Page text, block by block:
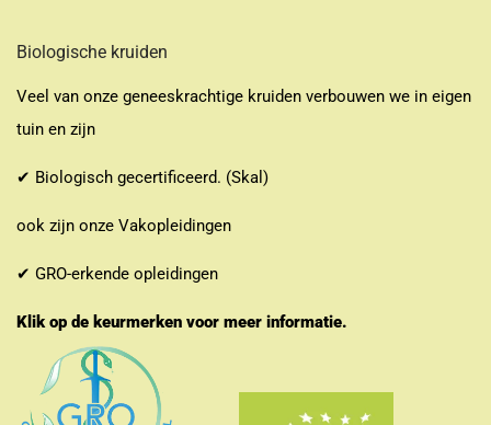
Biologische kruiden
Veel van onze geneeskrachtige kruiden verbouwen we in eigen
tuin en zijn
✔ Biologisch gecertificeerd. (Skal)
ook zijn onze Vakopleidingen
✔ GRO-erkende opleidingen
Klik op de keurmerken voor meer informatie.